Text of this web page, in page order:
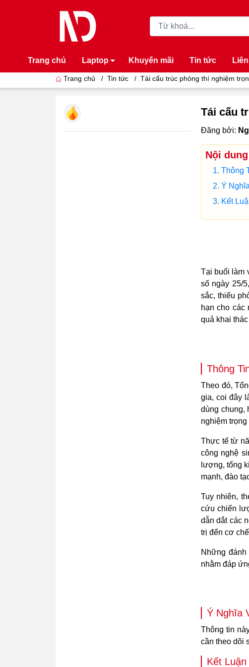
Trang chủ Laptop Khuyến mãi Tin tức
Trang chủ / Tin tức / Tái cấu trúc phòng thí nghiệm
Tái cấu
Đăng bởi:
Nội
Thông
Ý
Kết
Tại buổi làm
số ngày 25/
sắc, thiếu
hạn cho các
quả khai
Thông
Theo đó,
gia, coi đây
dùng chung,
nghiệm
Thực tế từ
công nghệ
lượng, tổng
mạnh, đào
Tuy nhiên,
cứu chiến
dẫn dắt các
trị đến cơ
Những đánh
nhằm đáp
Ý Nghĩa
Thông tin
cần theo dõi
Kết Luận